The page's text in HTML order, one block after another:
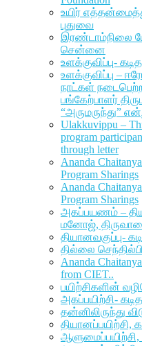
உயிர்
புதுவை
இரண்டாம்நிலை
சென்னை
உளக்குவிப்பு-
உளக்குவிப்பு –
நாட்கள் நடைபெற்ற
பங்கேற்பாளர்
“அருமருந்து”
Ulakkuvippu –
program
through letter
Ananda
Program Sharings
Ananda
Program Sharings
அகப்பயணம் –
மனோஜ்,
தியானவகுப்பு-
தில்லை
Ananda
from CIET..
பயிற்சிகளின்
அகப்பயிற்சி-
தன்னிலிருந்து
தியானப்பயிற்சி,